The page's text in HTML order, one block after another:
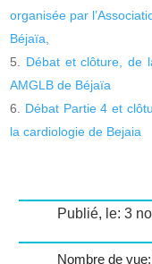
organisée par
Béjaïa,
Débat et clôture, de
AMGLB de Béjaïa
Débat Partie 4 et
la cardiologie de Bejaia
Publié, le: 3
Nombre de